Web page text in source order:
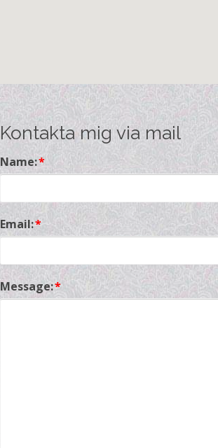
Kontakta mig via mail
Name:*
Email:*
Message:*